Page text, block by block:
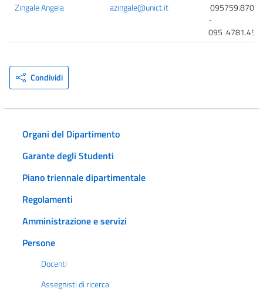
Zingale Angela
azingale@unict.it
095759.8702
-
095 .4781.459
Condividi
Organi del Dipartimento
Garante degli Studenti
Piano triennale dipartimentale
Regolamenti
Amministrazione e servizi
Persone
Docenti
Assegnisti di ricerca